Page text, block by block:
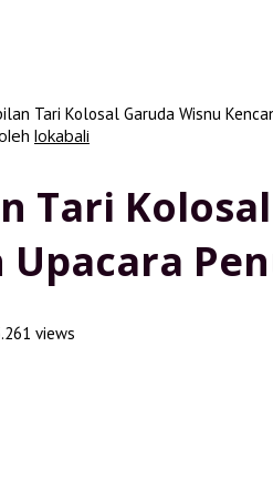
Tari Kolosal Garuda Wisnu
lokabali
Tari
views